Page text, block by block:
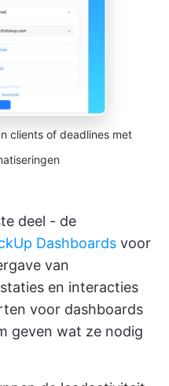
clients of deadlines met
deel - de
Dashboards voor
van
en interacties
voor dashboards
geven wat ze nodig